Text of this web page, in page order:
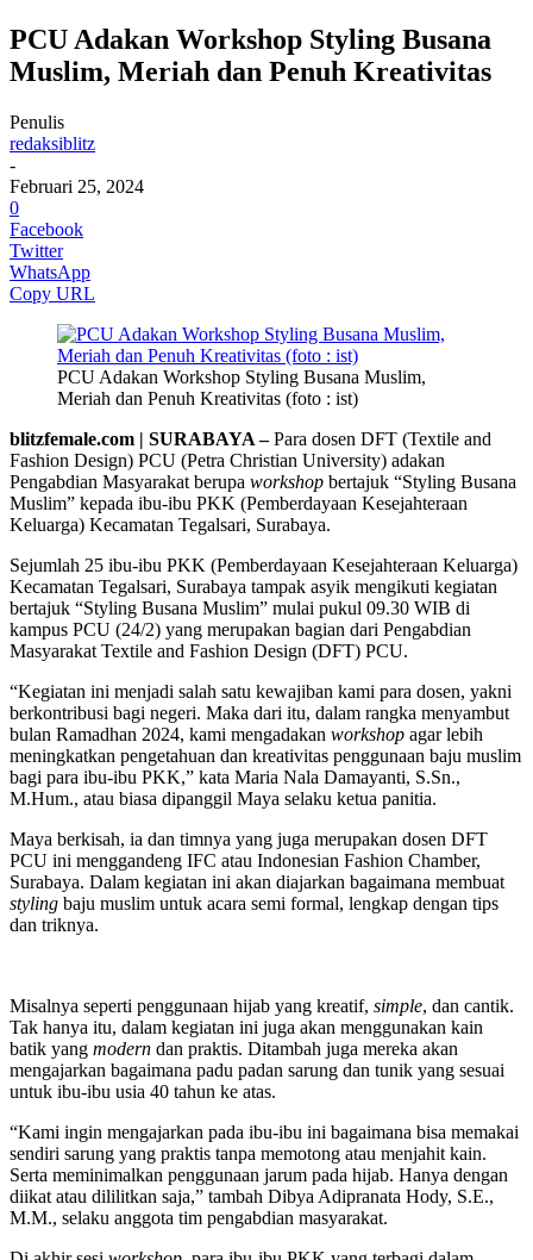
PCU Adakan Workshop Styling Busana
Muslim, Meriah dan Penuh Kreativitas
Penulis
redaksiblitz
-
Februari 25, 2024
0
Facebook
Twitter
WhatsApp
Copy URL
PCU Adakan Workshop Styling Busana Muslim,
Meriah dan Penuh Kreativitas (foto : ist)
blitzfemale.com | SURABAYA –Para dosen DFT (Textile and
Fashion Design) PCU (Petra Christian University) adakan
Pengabdian Masyarakat berupa workshop bertajuk “Styling Busana
Muslim” kepada ibu-ibu PKK (Pemberdayaan Kesejahteraan
Keluarga) Kecamatan Tegalsari, Surabaya.
Sejumlah 25 ibu-ibu PKK (Pemberdayaan Kesejahteraan Keluarga)
Kecamatan Tegalsari, Surabaya tampak asyik mengikuti kegiatan
bertajuk “Styling Busana Muslim” mulai pukul 09.30 WIB di
kampus PCU (24/2) yang merupakan bagian dari Pengabdian
Masyarakat Textile and Fashion Design (DFT) PCU.
“Kegiatan ini menjadi salah satu kewajiban kami para dosen, yakni
berkontribusi bagi negeri. Maka dari itu, dalam rangka menyambut
bulan Ramadhan 2024, kami mengadakan workshop agar lebih
meningkatkan pengetahuan dan kreativitas penggunaan baju muslim
bagi para ibu-ibu PKK,” kata Maria Nala Damayanti, S.Sn.,
M.Hum., atau biasa dipanggil Maya selaku ketua panitia.
Maya berkisah, ia dan timnya yang juga merupakan dosen DFT
PCU ini menggandeng IFC atau Indonesian Fashion Chamber,
Surabaya. Dalam kegiatan ini akan diajarkan bagaimana membuat
styling baju muslim untuk acara semi formal, lengkap dengan tips
dan triknya.
Misalnya seperti penggunaan hijab yang kreatif, simple, dan cantik.
Tak hanya itu, dalam kegiatan ini juga akan menggunakan kain
batik yang modern dan praktis. Ditambah juga mereka akan
mengajarkan bagaimana padu padan sarung dan tunik yang sesuai
untuk ibu-ibu usia 40 tahun ke atas.
“Kami ingin mengajarkan pada ibu-ibu ini bagaimana bisa memakai
sendiri sarung yang praktis tanpa memotong atau menjahit kain.
Serta meminimalkan penggunaan jarum pada hijab. Hanya dengan
diikat atau dililitkan saja,” tambah Dibya Adipranata Hody, S.E.,
M.M., selaku anggota tim pengabdian masyarakat.